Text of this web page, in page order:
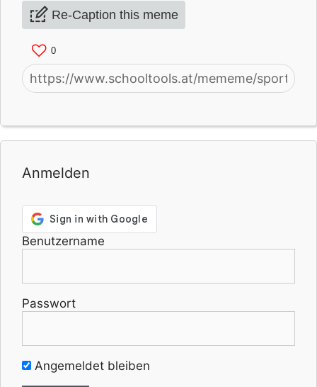
Re-Caption this meme
0
Anmelden
Benutzername
Passwort
Angemeldet bleiben